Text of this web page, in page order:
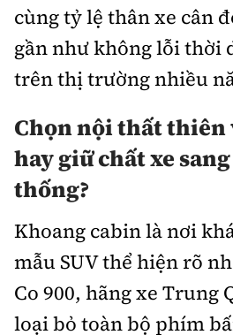
cùng tỷ lệ thân xe cân
gần như không lỗi thời
trên thị trường nhiều
Chọn nội thất thiên
hay giữ chất xe
thống?
Khoang cabin là nơi
mẫu SUV thể hiện rõ
Co 900, hãng xe Trung
loại bỏ toàn bộ phím